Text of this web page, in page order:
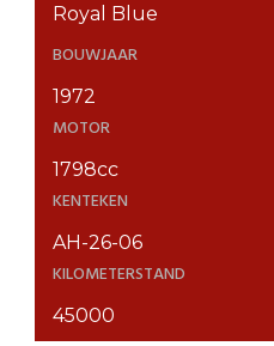
Royal Blue
BOUWJAAR
1972
MOTOR
1798cc
KENTEKEN
AH-26-06
KILOMETERSTAND
45000